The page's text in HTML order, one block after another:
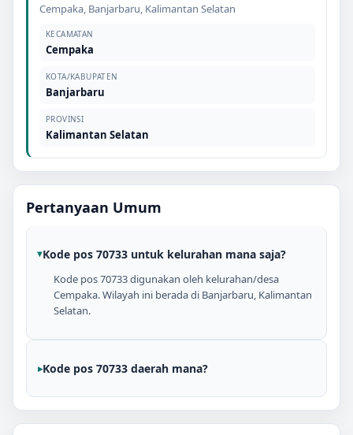
Cempaka, Banjarbaru, Kalimantan Selatan
KECAMATAN
Cempaka
KOTA/KABUPATEN
Banjarbaru
PROVINSI
Kalimantan Selatan
Pertanyaan Umum
Kode pos 70733 untuk kelurahan mana saja?
Kode pos 70733 digunakan oleh kelurahan/desa
Cempaka. Wilayah ini berada di Banjarbaru, Kalimantan
Selatan.
Kode pos 70733 daerah mana?